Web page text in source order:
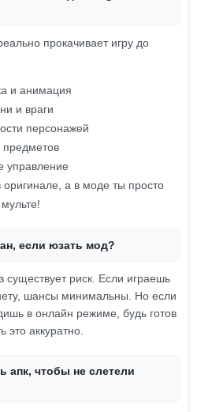
прокачивает игру до
и анимация
и враги
персонажей
управление
оригинале, а в моде ты просто
если юзать мод?
существует риск. Если играешь
шансы минимальны. Но если
в онлайн режиме, будь готов
это аккуратно.
апк, чтобы не слетели